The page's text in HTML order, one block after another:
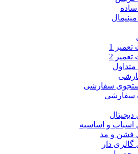
1
2
سفارشی
سفارشی
و اساسیه
فشن و مد
دار